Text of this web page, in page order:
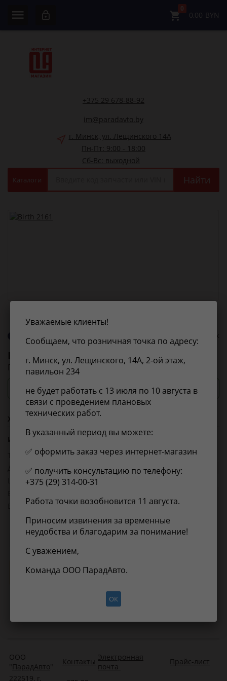
0
0,00 BYN
+375 29 678-88-92
im@paradavto.by
г. Минск, ул. Лещинского 14А
Пн-Пт: 9:00 - 18:00
Сб-Вс: выходной
Каталоги Найти
Birth2161
Подвеска, рычаг независимой подвески колеса
Посмотреть цены и сроки
Характеристики
Из справочника ABCP
Товарная группа:
сайлентблоки рычагов подвески
Длина, мм:
100
Ширина, мм:
100
Вес, кг:
0.2
Нет информации о применимости
ООО
" ПарадАвто"
Контакты Электронная
почта
Прайс-лист
222519, г.
Уважаемые клиенты!
Сообщаем, что розничная точка по адресу:
г. Минск, ул. Лещинского, 14А, 2-ой этаж,
павильон 234
не будет работать с 13 июля по 10 августа в
связи с проведением плановых
технических работ.
В указанный период вы можете:
✅ оформить заказ через интернет-магазин
✅ получить консультацию по телефону:
+375 (29) 314-00-31
Работа точки возобновится 11 августа.
Приносим извинения за временные
неудобства и благодарим за понимание!
С уважением,
Команда ООО ПарадАвто.
ОК